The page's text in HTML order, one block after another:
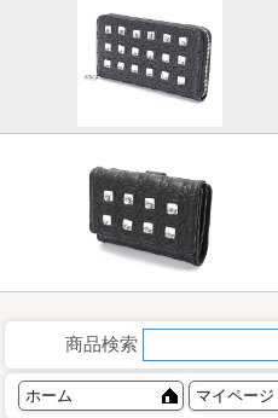
商品検索
ホーム マイページ